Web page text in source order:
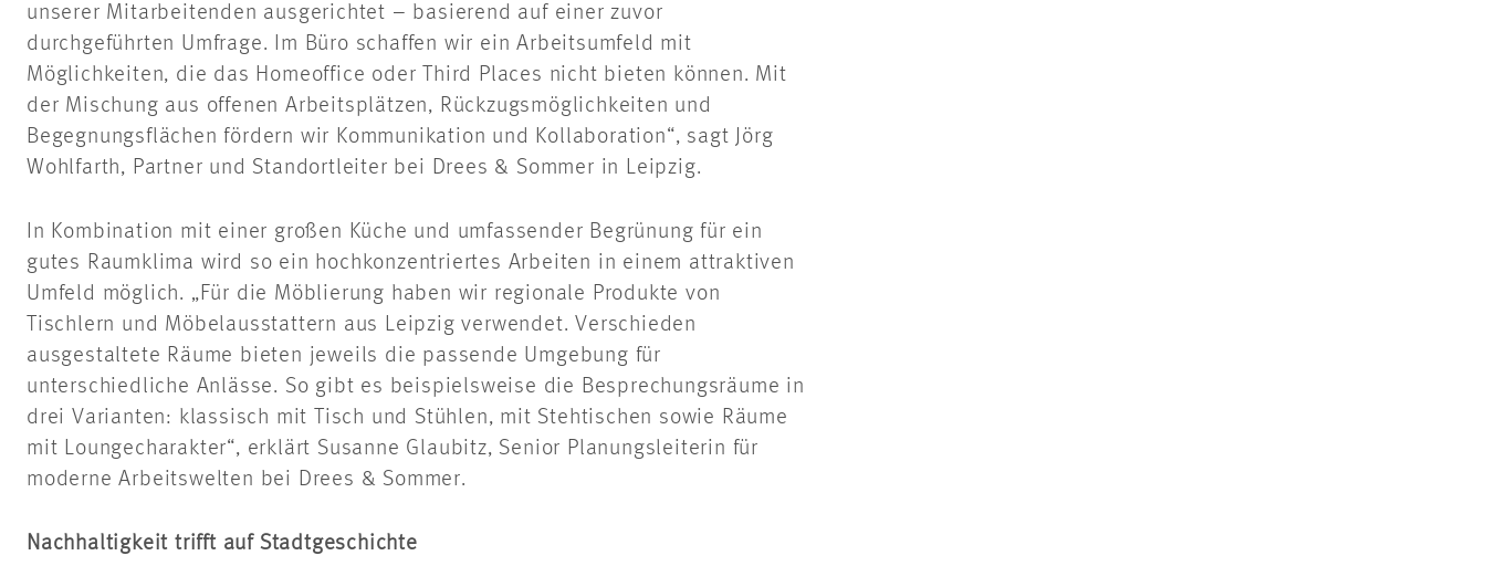
unserer Mitarbeitenden ausgerichtet – basierend auf einer zuvor
durchgeführten Umfrage. Im Büro schaffen wir ein Arbeitsumfeld mit
Möglichkeiten, die das Homeoffice oder Third Places nicht bieten können. Mit
der Mischung aus offenen Arbeitsplätzen, Rückzugsmöglichkeiten und
Begegnungsflächen fördern wir Kommunikation und Kollaboration“, sagt Jörg
Wohlfarth, Partner und Standortleiter bei Drees & Sommer in Leipzig.
In Kombination mit einer großen Küche und umfassender Begrünung für ein
gutes Raumklima wird so ein hochkonzentriertes Arbeiten in einem attraktiven
Umfeld möglich. „Für die Möblierung haben wir regionale Produkte von
Tischlern und Möbelausstattern aus Leipzig verwendet. Verschieden
ausgestaltete Räume bieten jeweils die passende Umgebung für
unterschiedliche Anlässe. So gibt es beispielsweise die Besprechungsräume in
drei Varianten: klassisch mit Tisch und Stühlen, mit Stehtischen sowie Räume
mit Loungecharakter“, erklärt Susanne Glaubitz, Senior Planungsleiterin für
moderne Arbeitswelten bei Drees & Sommer.
Nachhaltigkeit trifft auf Stadtgeschichte